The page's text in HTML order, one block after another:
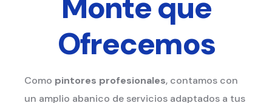
Ofrecemos
Como pintores profesionales, contamos con
un amplio abanico de servicios adaptados a tus